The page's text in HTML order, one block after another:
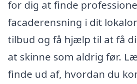
for dig at finde
facaderensning i dit
tilbud og få hjælp til at få
at skinne som aldrig før.
finde ud af, hvordan du